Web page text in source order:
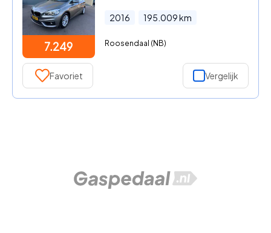
7.249
2016 195.009km
Roosendaal (NB)
Favoriet Vergelijk